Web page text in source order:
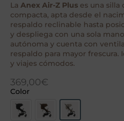
La Anex Air-Z Plus es una silla
compacta, apta desde el
respaldo reclinable hasta
y despliega con una sola
autónoma y cuenta con
respaldo para mayor frescura.
y viajes cómodos.
369,00€
Color